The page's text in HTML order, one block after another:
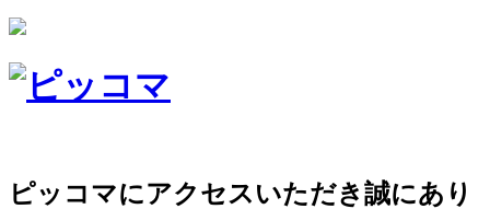
ピッコマにアクセスいただき誠にあり